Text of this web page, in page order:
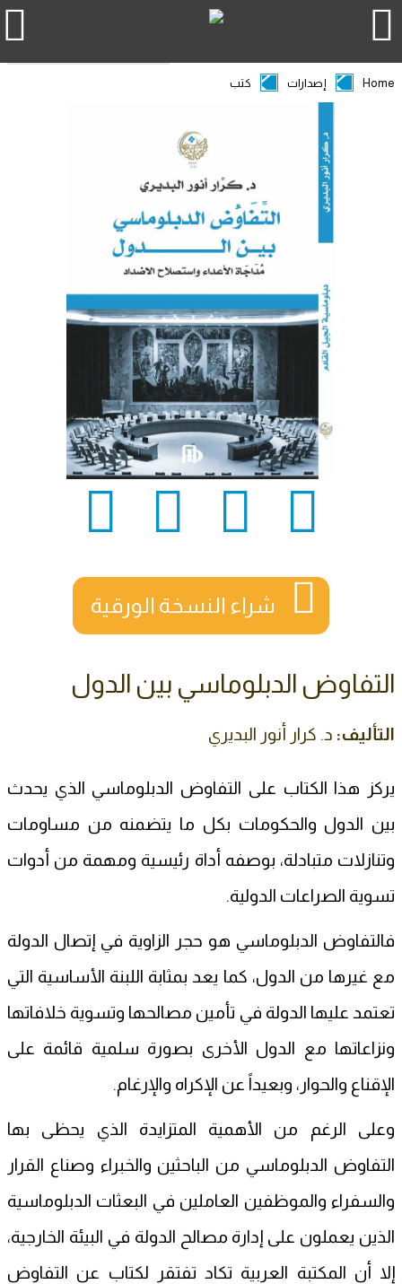
Home إصدارات كتب
شراء النسخة الورقية
التفاوض الدبلوماسي بين الدول
التأليف: د. كرار أنور البديري
يركز هذا الكتاب على التفاوض الدبلوماسي الذي يحدث
بين الدول والحكومات بكل ما يتضمنه من مساومات
وتنازلات متبادلة، بوصفه أداة رئيسية ومهمة من أدوات
تسوية الصراعات الدولية.
فالتفاوض الدبلوماسي هو حجر الزاوية في إتصال الدولة
مع غيرها من الدول، كما يعد بمثابة اللبنة الأساسية التي
تعتمد عليها الدولة في تأمين مصالحها وتسوية خلافاتها
ونزاعاتها مع الدول الأخرى بصورة سلمية قائمة على
الإقناع والحوار، وبعيداً عن الإكراه والإرغام.
وعلى الرغم من الأهمية المتزايدة الذي يحظى بها
التفاوض الدبلوماسي من الباحثين والخبراء وصناع القرار
والسفراء والموظفين العاملين في البعثات الدبلوماسية
الذين يعملون على إدارة مصالح الدولة في البيئة الخارجية،
إلا أن المكتبة العربية تكاد تفتقر لكتاب عن التفاوض